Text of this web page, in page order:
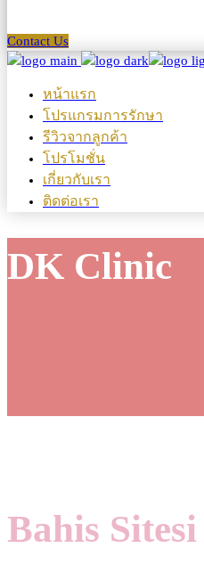
Contact Us
หน้าแรก
โปรแกรมการรักษา
รีวิวจากลูกค้า
โปรโมชั่น
เกี่ยวกับเรา
ติดต่อเรา
DK Clinic
Bahis